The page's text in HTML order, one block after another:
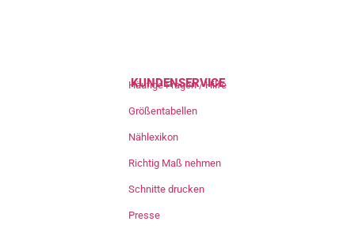
KUNDENSERVICE
Häufige Fragen / Hilfe
Größentabellen
Nählexikon
Richtig Maß nehmen
Schnitte drucken
Presse